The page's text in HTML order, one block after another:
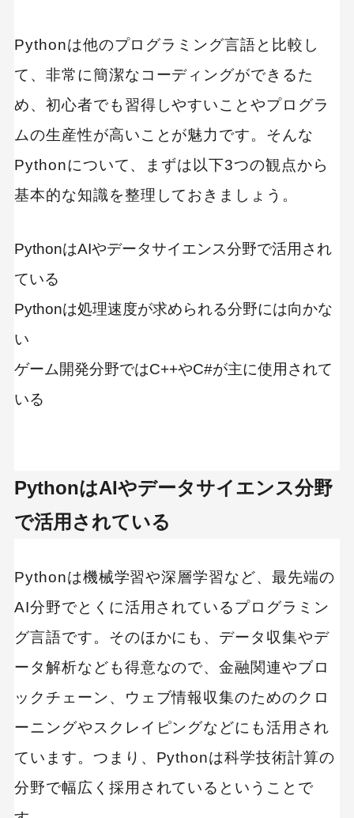
ネットでソースコードを探してコピペする
コードを変えてオリジナルのゲームに変えてい
【初心者もスグできる！】Pygameの基本知識・
ステップ1：Pygameのウインドウを表示する
ステップ3：背景画像の上にキャラクターを描
ステップ4：リアルタイムのキー入力操作を行
のテクニック
ステップ2：弾丸などの「当たり判定」を行う
Pythonのゲーム開発は「Pygame」を使えば簡単
にできる！
Pythonは他のプログラミング言語と比較し
て、非常に簡潔なコーディングができるた
め、初心者でも習得しやすいことやプログラ
ムの生産性が高いことが魅力です。そんな
Pythonについて、まずは以下3つの観点から
基本的な知識を整理しておきましょう。
PythonはAIやデータサイエンス分野で活用され
ている
Pythonは処理速度が求められる分野には向かな
い
ゲーム開発分野ではC++やC#が主に使用されて
いる
PythonはAIやデータサイエンス分野
で活用されている
Pythonは機械学習や深層学習など、最先端の
AI分野でとくに活用されているプログラミン
グ言語です。そのほかにも、データ収集やデ
ータ解析なども得意なので、金融関連やブロ
ックチェーン、ウェブ情報収集のためのクロ
ーニングやスクレイピングなどにも活用され
ています。つまり、Pythonは科学技術計算の
分野で幅広く採用されているということで